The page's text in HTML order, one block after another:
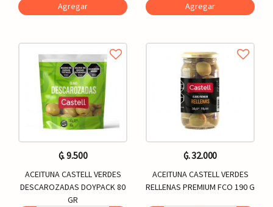
Agregar Agregar
₲. 9.500
ACEITUNA CASTELL VERDES
DESCAROZADAS DOYPACK 80
GR
₲. 32.000
ACEITUNA CASTELL VERDES
RELLENAS PREMIUM FCO 190 G